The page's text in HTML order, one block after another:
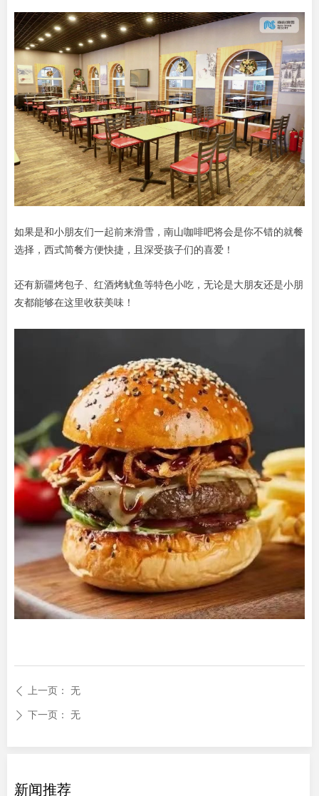
如果是和小朋友们一起前来滑雪，南山咖啡吧将会是你不错的就餐
选择，西式简餐方便快捷，且深受孩子们的喜爱！
还有新疆烤包子、红酒烤鱿鱼等特色小吃，无论是大朋友还是小朋
友都能够在这里收获美味！
ꄴ 上一页： 无
ꄲ 下一页： 无
新闻推荐